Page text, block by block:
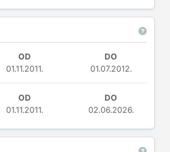
OD
DO
01.11.2011. 01.07.2012.
OD
DO
01.11.2011. 02.06.2026.